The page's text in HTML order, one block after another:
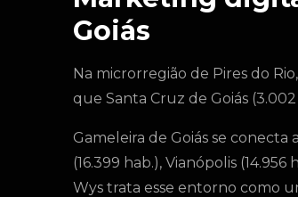
Goiás
Na microrregião de Pires do
que Santa Cruz de Goiás (3.002
Gameleira de Goiás se conecta
(16.399 hab.), Vianópolis
Wys trata esse entorno como